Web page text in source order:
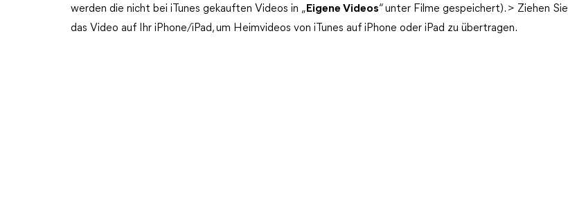
werden die nicht bei iTunes gekauften Videos in „ Eigene Videos“ unter Filme gespeichert). > Ziehen Sie
das Video auf Ihr iPhone/iPad, um Heimvideos von iTunes auf iPhone oder iPad zu übertragen.